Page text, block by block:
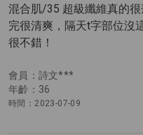
會員：詩文***
年齡：36
時間：2023-07-09
混合肌/35 超級纖維真的
完很清爽，隔天t字部位沒
很不錯！